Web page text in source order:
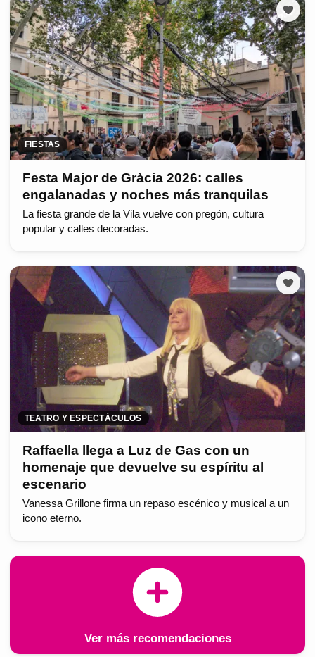
FIESTAS
Festa Major de Gràcia 2026: calles
engalanadas y noches más tranquilas
La fiesta grande de la Vila vuelve con pregón, cultura
popular y calles decoradas.
TEATRO Y ESPECTÁCULOS
Raffaella llega a Luz de Gas con un
homenaje que devuelve su espíritu al
escenario
Vanessa Grillone firma un repaso escénico y musical a un
icono eterno.
Ver más recomendaciones